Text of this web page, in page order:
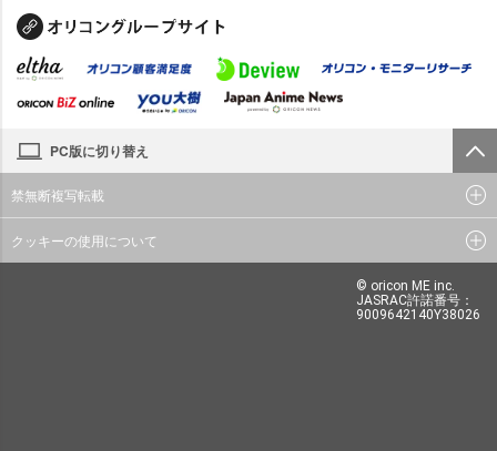
PC版に切り替え
禁無断複写転載
クッキーの使用について
© oricon ME inc.
JASRAC許諾番号：
9009642140Y38026